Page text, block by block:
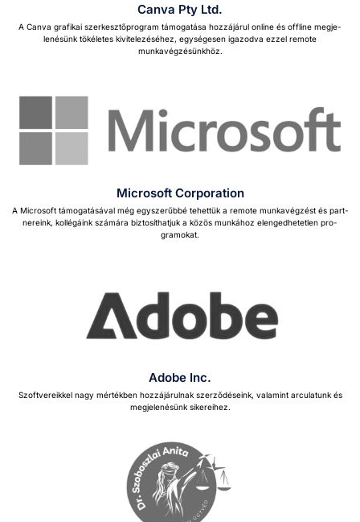
Canva Pty Ltd.
A Can­va grafikai szerkesztőpro­gram támo­gatása hoz­zájárul online és offline meg­je­
lenésünk tökéletes kivitelezéséhez, egysége­sen iga­zod­va ezzel remote
munkavégzésünkhöz.
Microsoft Corporation
A Microsoft támo­gatásá­val még egysz­erűb­bé tehet­tük a remote munkavégzést és part­
nereink, kol­légáink számára biz­tosíthatjuk a közös munkához elenged­hetetlen pro­
gramokat.
Adobe Inc.
Szoftvereikkel nagy mérték­ben hoz­zájárul­nak szerződé­seink, valamint arcu­latunk és
meg­je­lenésünk sik­erei­hez.